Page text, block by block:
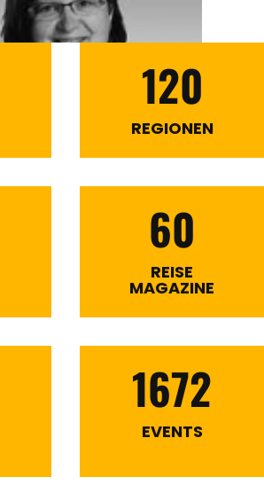
120
REGIONEN
60
REISE
MAGAZINE
1672
EVENTS